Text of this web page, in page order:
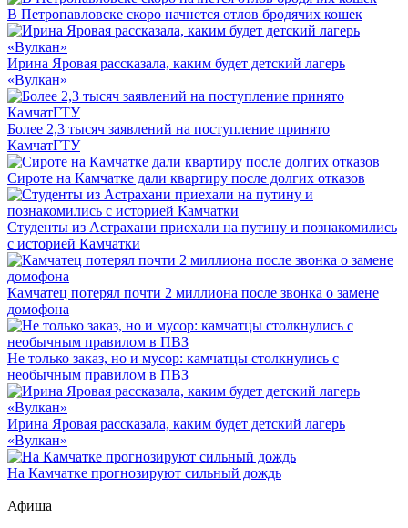
В Петропавловске скоро начнется отлов бродячих кошек
Ирина Яровая рассказала, каким будет детский лагерь
«Вулкан»
Более 2,3 тысяч заявлений на поступление принято
КамчатГТУ
Сироте на Камчатке дали квартиру после долгих отказов
Студенты из Астрахани приехали на путину и познакомились
с историей Камчатки
Камчатец потерял почти 2 миллиона после звонка о замене
домофона
Не только заказ, но и мусор: камчатцы столкнулись с
необычным правилом в ПВЗ
Ирина Яровая рассказала, каким будет детский лагерь
«Вулкан»
На Камчатке прогнозируют сильный дождь
Афиша